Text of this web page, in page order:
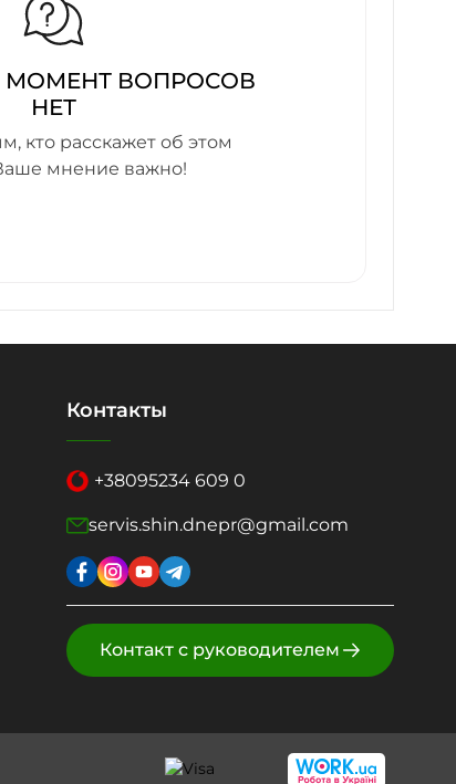
ВОПРОСОВ
НЕТ
кто расскажет об этом
мнение важно!
Контакты
+38095234 609 0
servis.shin.dnepr@gmail.com
Контакт с руководителем